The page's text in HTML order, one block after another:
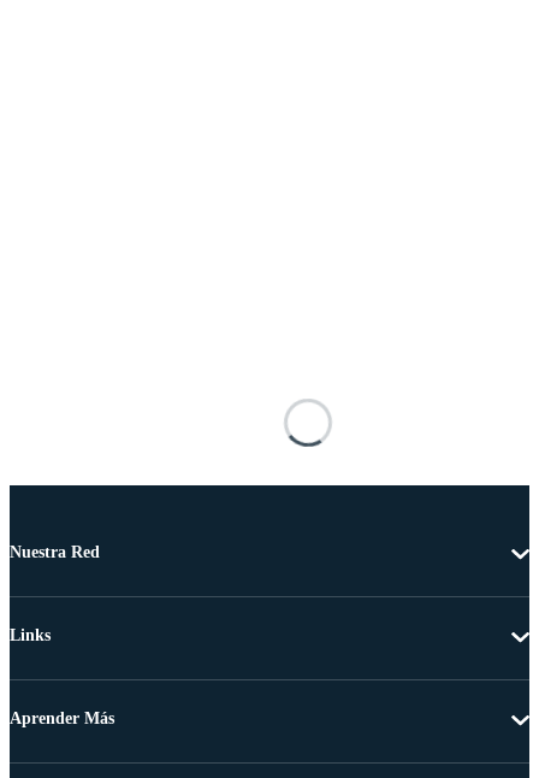
Nuestra Red
Links
Aprender Más